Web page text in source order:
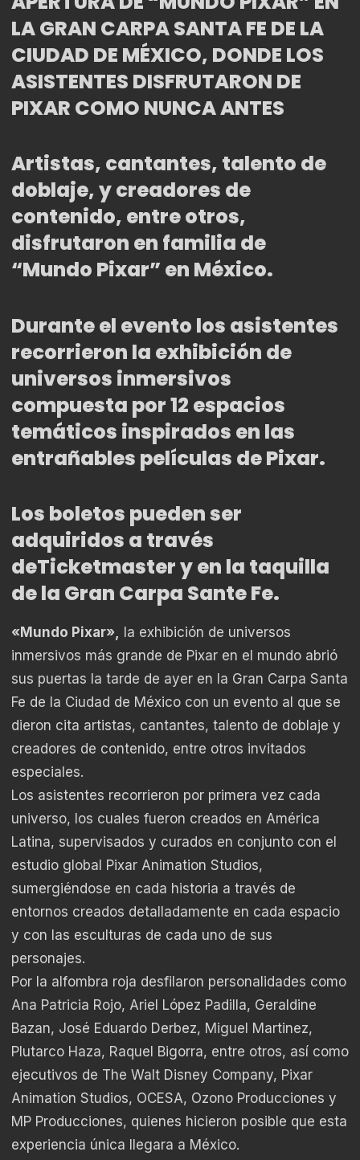
LA GRAN CARPA SANTA FE DE LA
CIUDAD DE MÉXICO, DONDE LOS
ASISTENTES DISFRUTARON DE
PIXAR COMO NUNCA ANTES
Artistas, cantantes, talento de
doblaje, y creadores de
contenido, entre otros,
disfrutaron en familia de
“Mundo Pixar” en México.
Durante el evento los asistentes
recorrieron la exhibición de
universos inmersivos
compuesta por 12 espacios
temáticos inspirados en las
entrañables películas de Pixar.
Los boletos pueden ser
adquiridos a través
deTicketmaster y en la taquilla
de la Gran Carpa Sante Fe.
«Mundo Pixar»,
la exhibición de universos
inmersivos más grande de Pixar en el mundo abrió
sus puertas la tarde de ayer en la Gran Carpa Santa
Fe de la Ciudad de México con un evento al que se
dieron cita artistas, cantantes, talento de doblaje y
creadores de contenido, entre otros invitados
especiales.
Los asistentes recorrieron por primera vez cada
universo, los cuales fueron creados en América
Latina, supervisados y curados en conjunto con el
estudio global Pixar Animation Studios,
sumergiéndose en cada historia a través de
entornos creados detalladamente en cada espacio
y con las esculturas de cada uno de sus
personajes.
Por la alfombra roja desfilaron personalidades como
Ana Patricia Rojo, Ariel López Padilla, Geraldine
Bazan, José Eduardo Derbez, Miguel Martinez,
Plutarco Haza, Raquel Bigorra, entre otros, así como
ejecutivos de The Walt Disney Company, Pixar
Animation Studios, OCESA, Ozono Producciones y
MP Producciones, quienes hicieron posible que esta
experiencia única llegara a México.